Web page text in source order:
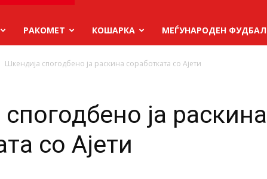
РАКОМЕТ КОШАРКА МЕЃУНАРОДЕН ФУДБАЛ
Шкендија спогодбено ја раскина соработката со Ајети
ја раскина
со Ајети